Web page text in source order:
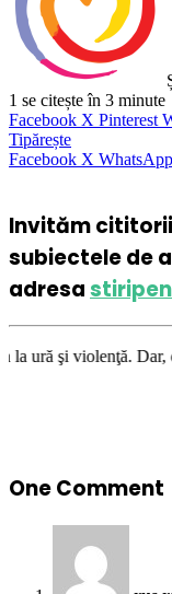
1 se citește în 3 minute
Facebook X Pinterest
Tipărește
Facebook X WhatsApp
Invităm
subiectele de
adresa
Dar, după cum
One Comment